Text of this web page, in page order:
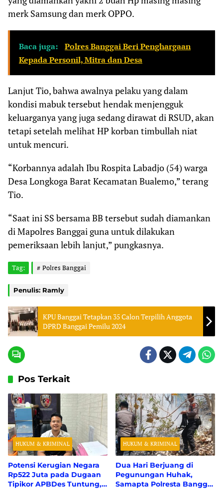
merk Samsung dan merk OPPO.
Baca juga:
Polres Banggai Beri Penghargaan
Kepada Personil, Mitra dan Desa
Lanjut Tio, bahwa awalnya pelaku yang dalam
kondisi mabuk tersebut hendak menjengguk
keluarganya yang juga sedang dirawat di RSUD, akan
tetapi setelah melihat HP korban timbullah niat
untuk mencuri.
“Korbannya adalah Ibu Rospita Labadjo (54) warga
Desa Longkoga Barat Kecamatan Bualemo,” terang
Tio.
“Saat ini SS bersama BB tersebut sudah diamankan
di Mapolres Banggai guna untuk dilakukan
pemeriksaan lebih lanjut,” pungkasnya.
Tag: Polres Banggai
Penulis: Ramly
KPU Banggai Tetapkan 35 Calon Terpilih Anggota
DPRD Banggai Pemilu 2024
Pos Terkait
HUKUM & KRIMINAL
Potensi Kerugian Negara
Rp522 Juta pada Dugaan
Tipikor APBDes Tuntung,
HUKUM & KRIMINAL
Dua Hari Berjuang di
Pegunungan Huhak,
Samapta Polresta Banggai